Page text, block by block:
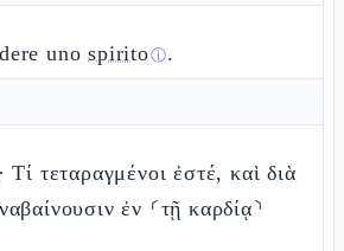
unospiritoⓘ.
Τί τεταραγμένοι ἐστέ, καὶ διὰ
ἐν ⸂τῇ καρδίᾳ⸃